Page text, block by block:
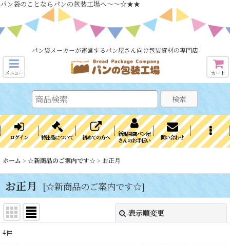
パン袋のことならパンの包装工場へ～～☆★★
パン袋メーカーが運営するパン屋さん向け包装資材の専門店
メニュー カート
検索
ログイン 特注品について 初めての方へ
新規開店パン屋
さんのお手伝い
問い合わせ
ホーム > ☆新商品のご案内です☆ > お正月
お正月 [☆新商品のご案内です☆]
表示順変更
4件